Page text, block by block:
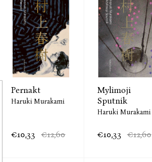
Pernakt
Haruki Murakami
€10,33 €12,60
Mylimoji
Sputnik
Haruki Murakami
€10,33 €12,60